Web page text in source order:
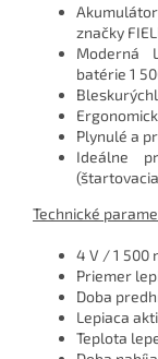
značky
Moderná
batérie 1
Plynulé a
Ideálne
Technické
4 V / 1 500
Priemer
Doba
Lepiaca
Teplota